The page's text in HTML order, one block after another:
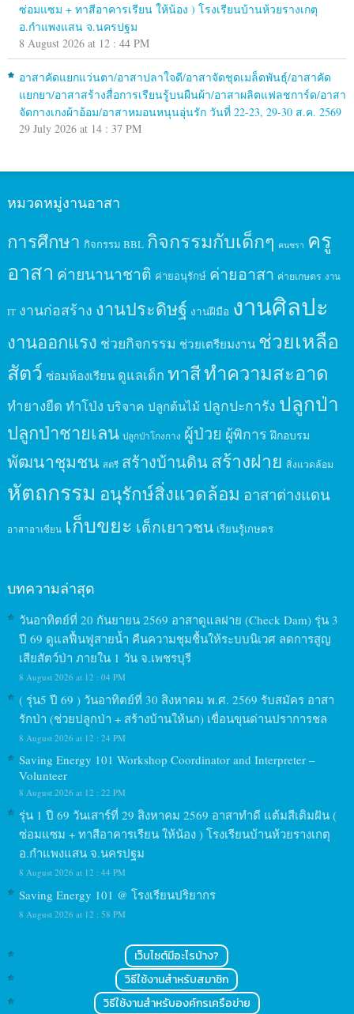
ซ่อมแซม + ทาสีอาคารเรียน ให้น้อง ) โรงเรียนบ้านห้วยรางเกตุ
อ.กำแพงแสน จ.นครปฐม
8 August 2026 at 12 : 44 PM
อาสาคัดแยกแว่นตา/อาสาปลาใจดี/อาสาจัดชุดเมล็ดพันธุ์/อาสาคัด
แยกยา/อาสาสร้างสื่อการเรียนรู้บนผืนผ้า/อาสาผลิตแฟลชการ์ด/อาสา
จัดกางเกงผ้าอ้อม/อาสาหมอนหนุนอุ่นรัก วันที่ 22-23, 29-30 ส.ค. 2569
29 July 2026 at 14 : 37 PM
หมวดหมู่งานอาสา
การศึกษา กิจกรรม BBL กิจกรรมกับเด็กๆ คนชรา ครู
อาสา ค่ายนานาชาติ ค่ายอนุรักษ์ ค่ายอาสา ค่ายเกษตร งาน
IT งานก่อสร้าง งานประดิษฐ์ งานฝีมือ งานศิลปะ
งานออกแรง ช่วยกิจกรรม ช่วยเตรียมงาน ช่วยเหลือ
สัตว์ ซ่อมห้องเรียน ดูแลเด็ก ทาสีทำความสะอาด
ทำยางยืด ทำโป่ง บริจาค ปลูกต้นไม้ ปลูกปะการัง ปลูกป่า
ปลูกป่าชายเลน ปลูกป่าโกงกาง ผู้ป่วย ผู้พิการ ฝึกอบรม
พัฒนาชุมชน สตรี สร้างบ้านดินสร้างฝาย สิ่งแวดล้อม
หัตถกรรม อนุรักษ์สิ่งแวดล้อม อาสาต่างแดน
อาสาอาเซียน เก็บขยะ เด็กเยาวชน เรียนรู้เกษตร
บทความล่าสุด
วันอาทิตย์ที่ 20 กันยายน 2569 อาสาดูแลฝาย (Check Dam) รุ่น 3
ปี 69 ดูแลฟื้นฟูสายน้ำ คืนความชุมชื้นให้ระบบนิเวศ ลดการสูญ
เสียสัตว์ป่า ภายใน 1 วัน จ.เพชรบุรี
8 August 2026 at 12 : 04 PM
( รุ่น5 ปี 69 ) วันอาทิตย์ที่ 30 สิงหาคม พ.ศ. 2569 รับสมัคร อาสา
รักป่า (ช่วยปลูกป่า + สร้างบ้านให้นก) เขื่อนขุนด่านปราการชล
8 August 2026 at 12 : 24 PM
Saving Energy 101 Workshop Coordinator and Interpreter –
Volunteer
8 August 2026 at 12 : 22 PM
รุ่น 1 ปี 69 วันเสาร์ที่ 29 สิงหาคม 2569 อาสาทำดี แต้มสีเติมฝัน (
ซ่อมแซม + ทาสีอาคารเรียน ให้น้อง ) โรงเรียนบ้านห้วยรางเกตุ
อ.กำแพงแสน จ.นครปฐม
8 August 2026 at 12 : 44 PM
Saving Energy 101 @ โรงเรียนปริยากร
8 August 2026 at 12 : 58 PM
เว็บไซต์มีอะไรบ้าง?
วิธีใช้งานสำหรับสมาชิก
วิธีใช้งานสำหรับองค์กรเครือข่าย